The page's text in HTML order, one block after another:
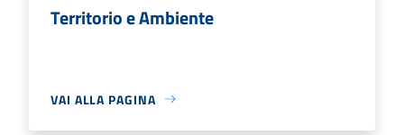
Territorio e Ambiente
VAI ALLA PAGINA